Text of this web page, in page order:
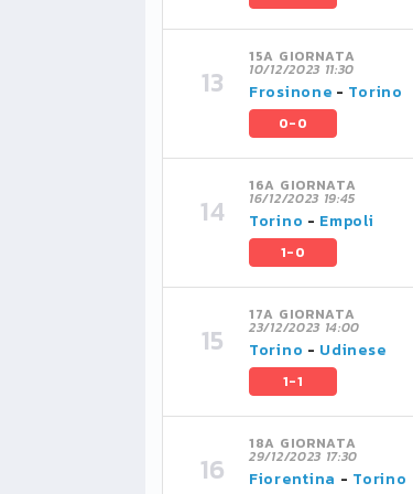
15A GIORNATA
10/12/2023 11:30
Frosinone - Torino
0-0
16A GIORNATA
16/12/2023 19:45
Torino - Empoli
1-0
17A GIORNATA
23/12/2023 14:00
Torino - Udinese
1-1
18A GIORNATA
29/12/2023 17:30
Fiorentina - Torino